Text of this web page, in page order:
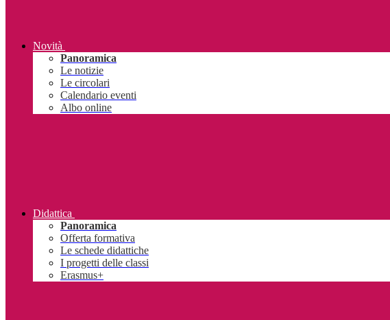
Novità
Panoramica
Le notizie
Le circolari
Calendario eventi
Albo online
Didattica
Panoramica
Offerta formativa
Le schede didattiche
I progetti delle classi
Erasmus+